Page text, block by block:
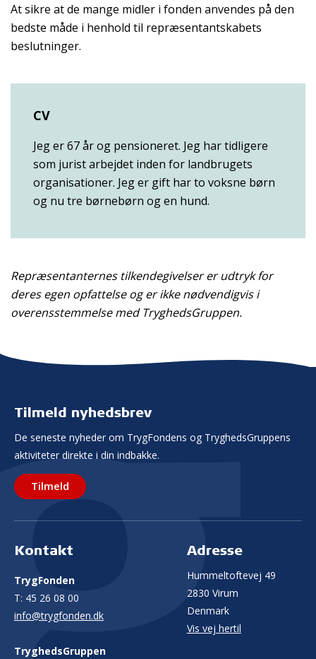
At sikre at de mange midler i fonden anvendes på den
bedste måde i henhold til repræsentantskabets
beslutninger.
CV
Jeg er 67 år og pensioneret. Jeg har tidligere
som jurist arbejdet inden for landbrugets
organisationer. Jeg er gift har to voksne børn
og nu tre børnebørn og en hund.
Repræsentanternes tilkendegivelser er udtryk for
deres egen opfattelse og er ikke nødvendigvis i
overensstemmelse med TryghedsGruppen.
Tilmeld nyhedsbrev
De seneste nyheder om TrygFondens og TryghedsGruppens
aktiviteter direkte i din indbakke.
Tilmeld
Kontakt
TrygFonden
T: 45 26 08 00
info@trygfonden.dk
TryghedsGruppen
Adresse
Hummeltoftevej 49
2830 Virum
Denmark
Vis vej hertil